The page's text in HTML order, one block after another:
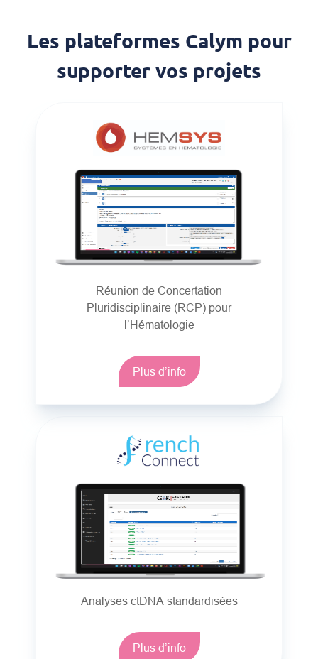
Les plateformes Calym pour
supporter vos projets
Réunion de Concertation
Pluridisciplinaire (RCP) pour
l’Hématologie
Plus d’info
Analyses ctDNA standardisées
Plus d’info